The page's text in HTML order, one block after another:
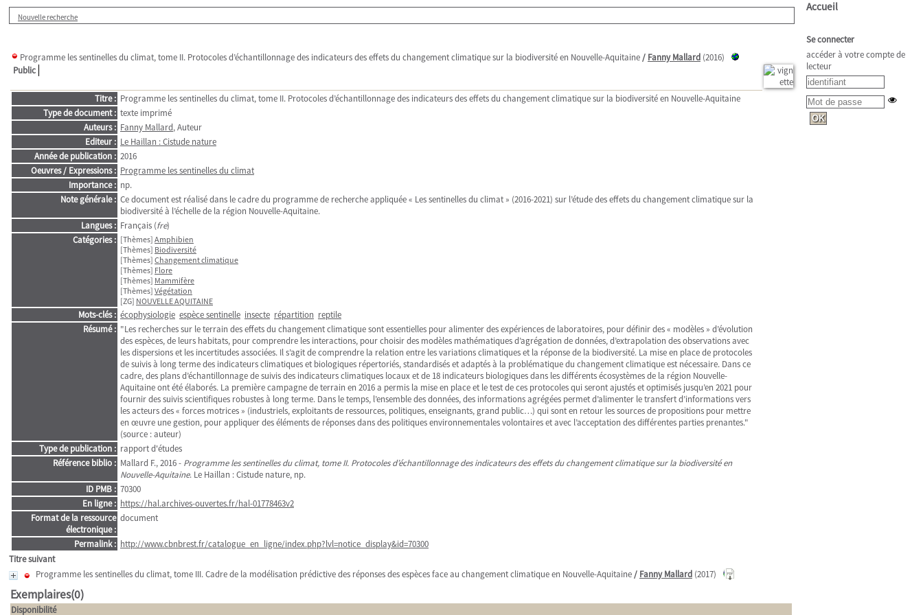
Nouvelle recherche
Programme les sentinelles du climat, tome II. Protocoles d’échantillonnage des indicateurs des effets du changement climatique sur la biodiversité en Nouvelle-Aquitaine/ Fanny Mallard (2016)
Public
Titre : Programme les sentinelles du climat, tome II. Protocoles d’échantillonnage des indicateurs des effets du changement climatique sur la biodiversité en Nouvelle-Aquitaine
Type de document : texte imprimé
Auteurs : Fanny Mallard, Auteur
Editeur : Le Haillan : Cistude nature
Année de publication : 2016
Oeuvres / Expressions : Programme les sentinelles du climat
Importance : np.
Note générale : Ce document est réalisé dans le cadre du programme de recherche appliquée « Les sentinelles du climat » (2016-2021) sur l’étude des effets du changement climatique sur la
biodiversité à l’échelle de la région Nouvelle-Aquitaine.
Langues : Français (fre)
Catégories : [Thèmes] Amphibien
[Thèmes] Biodiversité
[Thèmes] Changement climatique
[Thèmes] Flore
[Thèmes] Mammifère
[Thèmes] Végétation
[ZG] NOUVELLE AQUITAINE
Mots-clés : écophysiologie espèce sentinelle insecte répartition reptile
Résumé : "Les recherches sur le terrain des effets du changement climatique sont essentielles pour alimenter des expériences de laboratoires, pour définir des « modèles » d’évolution
des espèces, de leurs habitats, pour comprendre les interactions, pour choisir des modèles mathématiques d’agrégation de données, d’extrapolation des observations avec
les dispersions et les incertitudes associées. Il s’agit de comprendre la relation entre les variations climatiques et la réponse de la biodiversité. La mise en place de protocoles
de suivis à long terme des indicateurs climatiques et biologiques répertoriés, standardisés et adaptés à la problématique du changement climatique est nécessaire. Dans ce
cadre, des plans d’échantillonnage de suivis des indicateurs climatiques locaux et de 18 indicateurs biologiques dans les différents écosystèmes de la région Nouvelle-
Aquitaine ont été élaborés. La première campagne de terrain en 2016 a permis la mise en place et le test de ces protocoles qui seront ajustés et optimisés jusqu’en 2021 pour
fournir des suivis scientifiques robustes à long terme. Dans le temps, l’ensemble des données, des informations agrégées permet d’alimenter le transfert d’informations vers
les acteurs des « forces motrices » (industriels, exploitants de ressources, politiques, enseignants, grand public…) qui sont en retour les sources de propositions pour mettre
en œuvre une gestion, pour appliquer des éléments de réponses dans des politiques environnementales volontaires et avec l’acceptation des différentes parties prenantes."
(source : auteur)
Type de publication : rapport d'études
Référence biblio : Mallard F., 2016 - Programme les sentinelles du climat, tome II. Protocoles d’échantillonnage des indicateurs des effets du changement climatique sur la biodiversité en
Nouvelle-Aquitaine. Le Haillan : Cistude nature, np.
ID PMB : 70300
En ligne : https://hal.archives-ouvertes.fr/hal-01778463v2
Format de la ressource
électronique :
document
Permalink : http://www.cbnbrest.fr/catalogue_en_ligne/index.php?lvl=notice_display&id=70300
Titre suivant
Programme les sentinelles du climat, tome III. Cadre de la modélisation prédictive des réponses des espèces face au changement climatique en Nouvelle-Aquitaine/ Fanny Mallard (2017)
Exemplaires(0)
Disponibilité
Accueil
Se connecter
accéder à votre compte de
lecteur